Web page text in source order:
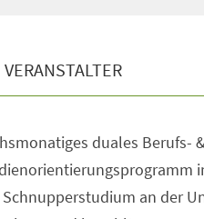
VERANSTALTER
duales Berufs-
Schnupperstudium an der